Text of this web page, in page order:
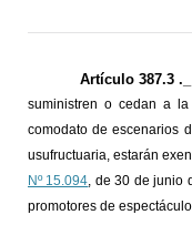
Artículo 387.3 ._
suministren o cedan a
comodato de escenarios
usufructuaria, estarán
Nº 15.094, de 30 de junio
promotores de